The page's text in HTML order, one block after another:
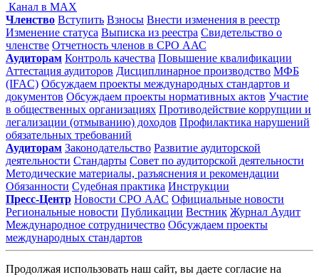
Канал в MAX
Членство Вступить Взносы Внести изменения в реестр
Изменение статуса Выписка из реестра Свидетельство о
членстве Отчетность членов в СРО ААС
Аудиторам Контроль качества Повышение квалификации
Аттестация аудиторов Дисциплинарное производство МФБ
(IFAC) Обсуждаем проекты международных стандартов и
документов Обсуждаем проекты нормативных актов Участие
в общественных организациях Противодействие коррупции и
легализации (отмыванию) доходов Профилактика нарушений
обязательных требований
Аудиторам Законодательство Развитие аудиторской
деятельности Стандарты Совет по аудиторской деятельности
Методические материалы, разъяснения и рекомендации
Обязанности Судебная практика Инструкции
Пресс-Центр Новости СРО ААС Официальные новости
Региональные новости Публикации Вестник Журнал Аудит
Международное сотрудничество Обсуждаем проекты
международных стандартов
Продолжая использовать наш сайт, вы даете согласие на